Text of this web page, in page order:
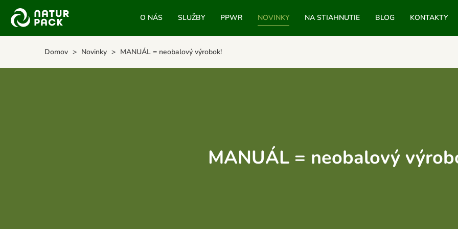
O NÁS SLUŽBY PPWR NOVINKY NA STIAHNUTIE BLOG KONTAKTY
Domov Novinky MANUÁL = neobalový výrobok!
MANUÁL = neobalový